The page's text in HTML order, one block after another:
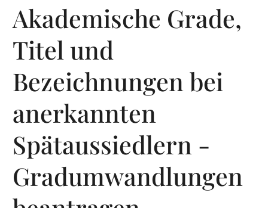
Akademische Grade,
Titel und
Bezeichnungen bei
anerkannten
Spätaussiedlern -
Gradumwandlungen